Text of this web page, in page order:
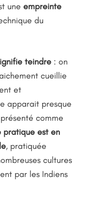
une empreinte
du
teindre : on
cueillie
et
apparait presque
comme
pratique est en
, pratiquée
cultures
par les Indiens